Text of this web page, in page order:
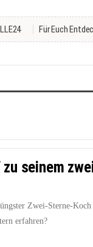
Für Euch
zu seinem
Zwei-Sterne-
erfahren?